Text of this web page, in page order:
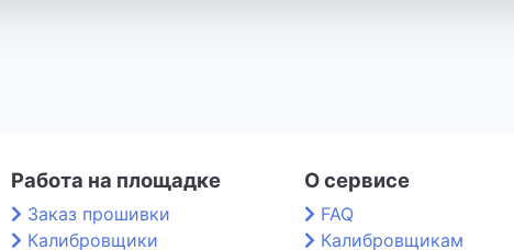
Работа на площадке
Заказ прошивки
Калибровщики
О сервисе
FAQ
Калибровщикам